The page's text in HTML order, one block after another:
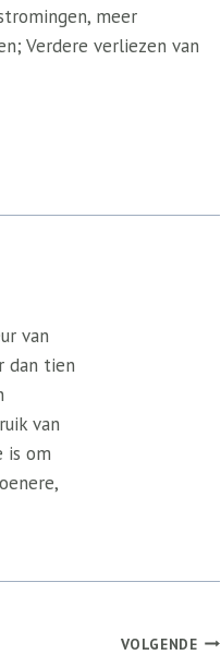
meer
Verdere verliezen van
van
dan tien
van
is om
VOLGENDE